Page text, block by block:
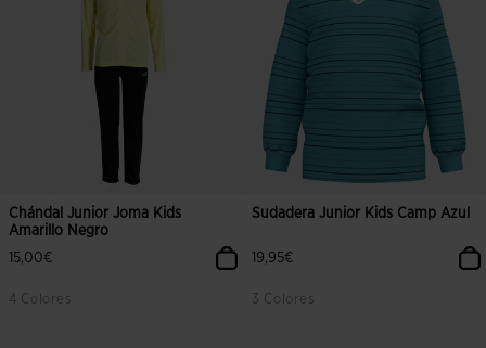
Chándal Junior Joma Kids
Amarillo Negro
15,00€
4 Colores
Sudadera Junior Kids Camp Azul
19,95€
3 Colores